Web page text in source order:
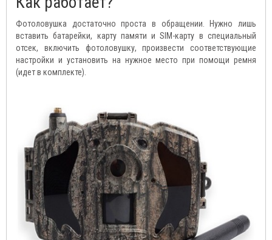
Фотоловушка достаточно проста в обращении. Нужно лишь
вставить батарейки, карту памяти и SIM-карту в специальный
отсек, включить фотоловушку, произвести соответствующие
настройки и установить на нужное место при помощи ремня
(идет в комплекте).